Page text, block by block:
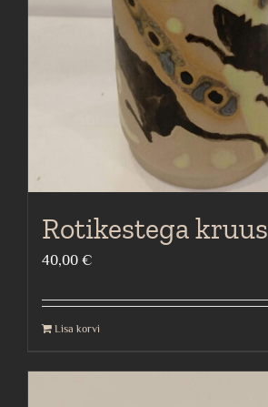
Rotikestega kruus
40,00 €
Lisa korvi